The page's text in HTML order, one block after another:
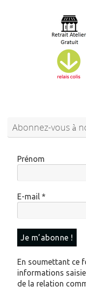
Abonnez-vous à
Prénom
E-mail *
En soumettant ce
informations
de la relation